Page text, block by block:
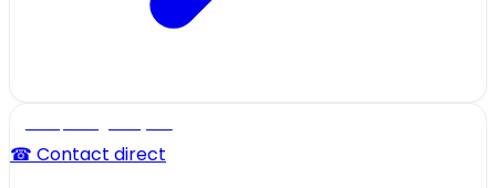
☎ Contact direct